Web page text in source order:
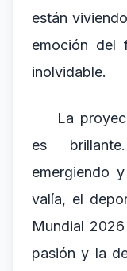
están
emoción del
inolvidable.
La
es
emergiendo
valía, el
Mundial
pasión y la